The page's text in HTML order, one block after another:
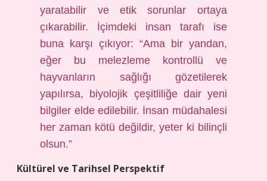
yaratabilir ve etik sorunlar ortaya
çıkarabilir. İçimdeki insan tarafı ise
buna karşı çıkıyor: “Ama bir yandan,
eğer bu melezleme kontrollü ve
hayvanların sağlığı gözetilerek
yapılırsa, biyolojik çeşitliliğe dair yeni
bilgiler elde edilebilir. İnsan müdahalesi
her zaman kötü değildir, yeter ki bilinçli
olsun.”
Kültürel ve Tarihsel Perspektif